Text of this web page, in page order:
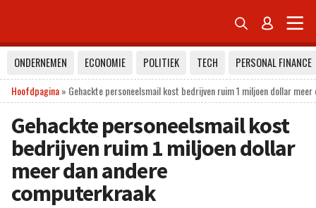
 
ONDERNEMEN ECONOMIE POLITIEK TECH
PERSONAL FINANCE
Hoofdpagina» Gehackte personeelsmail kost bedrijven ruim 1 miljoen dollar
Gehackte personeelsmail kost
bedrijven ruim 1 miljoen dollar
meer dan andere
computerkraak